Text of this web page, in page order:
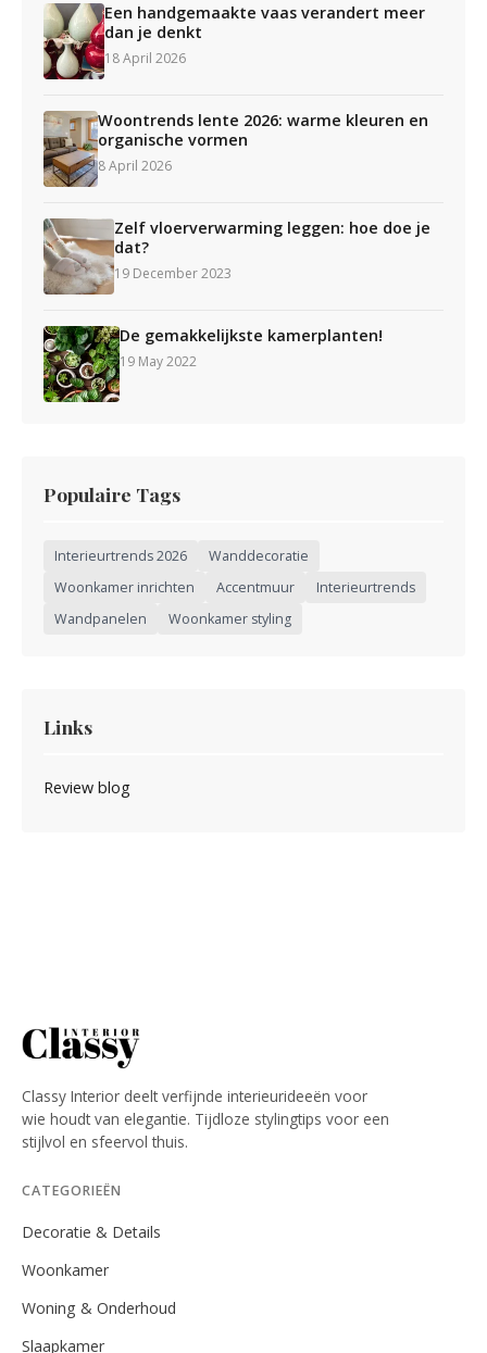
Een handgemaakte vaas verandert meer
dan je denkt
18 April 2026
Woontrends lente 2026: warme kleuren en
organische vormen
8 April 2026
Zelf vloerverwarming leggen: hoe doe je
dat?
19 December 2023
De gemakkelijkste kamerplanten!
19 May 2022
Populaire Tags
Interieurtrends 2026
Wanddecoratie
Woonkamer inrichten
Accentmuur
Interieurtrends
Wandpanelen
Woonkamer styling
Links
Review blog
Classy Interior deelt verfijnde interieurideeën voor
wie houdt van elegantie. Tijdloze stylingtips voor een
stijlvol en sfeervol thuis.
CATEGORIEËN
Decoratie & Details
Woonkamer
Woning & Onderhoud
Slaapkamer